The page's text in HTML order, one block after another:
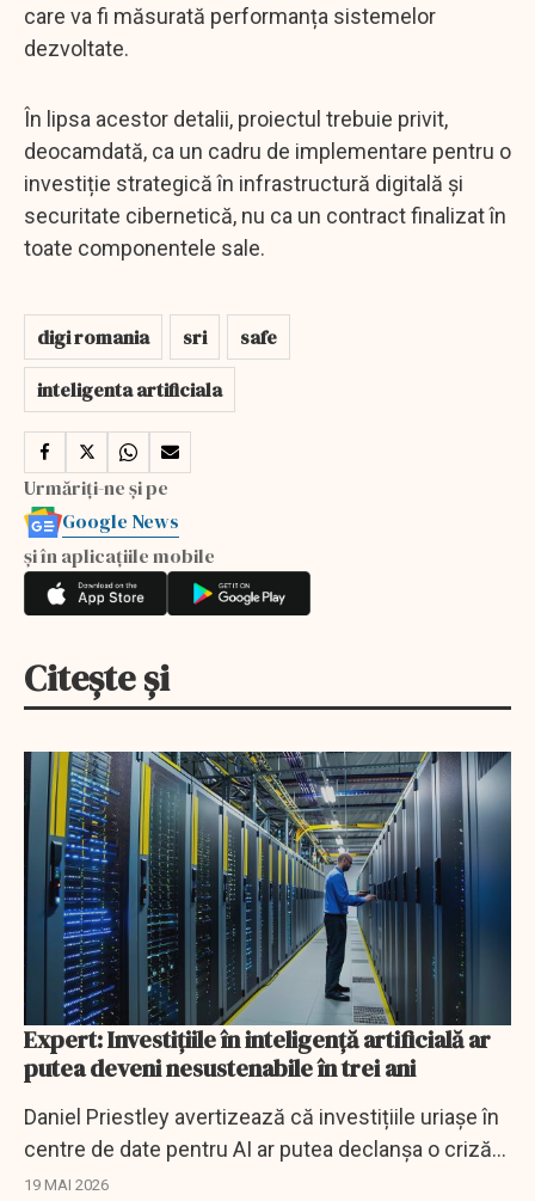
care va fi măsurată performanța sistemelor
dezvoltate.
În lipsa acestor detalii, proiectul trebuie privit,
deocamdată, ca un cadru de implementare pentru o
investiție strategică în infrastructură digitală și
securitate cibernetică, nu ca un contract finalizat în
toate componentele sale.
digi romania sri
safe
inteligenta artificiala
Urmăriți-ne și pe
Google News
și în aplicațiile mobile
Citește și
Expert: Investițiile în inteligență artificială ar
putea deveni nesustenabile în trei ani
Daniel Priestley avertizează că investițiile uriașe în
centre de date pentru AI ar putea declanșa o criză
financiară în 2029.
19 MAI 2026